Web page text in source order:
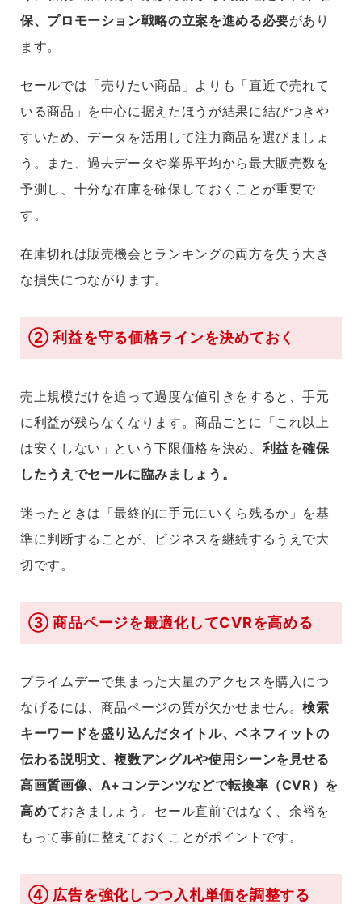
保、プロモーション戦略の立案を進める必要があり
ます。
セールでは「売りたい商品」よりも「直近で売れて
いる商品」を中心に据えたほうが結果に結びつきや
すいため、データを活用して注力商品を選びましょ
う。また、過去データや業界平均から最大販売数を
予測し、十分な在庫を確保しておくことが重要で
す。
在庫切れは販売機会とランキングの両方を失う大き
な損失につながります。
② 利益を守る価格ラインを決めておく
売上規模だけを追って過度な値引きをすると、手元
に利益が残らなくなります。商品ごとに「これ以上
は安くしない」という下限価格を決め、 利益を確保
したうえでセールに臨みましょう。
迷ったときは「最終的に手元にいくら残るか」を基
準に判断することが、ビジネスを継続するうえで大
切です。
③ 商品ページを最適化してCVRを高める
プライムデーで集まった大量のアクセスを購入につ
なげるには、商品ページの質が欠かせません。検索
キーワードを盛り込んだタイトル、ベネフィットの
伝わる説明文、複数アングルや使用シーンを見せる
高画質画像、A+コンテンツなどで転換率（CVR）を
高めておきましょう。セール直前ではなく、余裕を
もって事前に整えておくことがポイントです。
④ 広告を強化しつつ入札単価を調整する